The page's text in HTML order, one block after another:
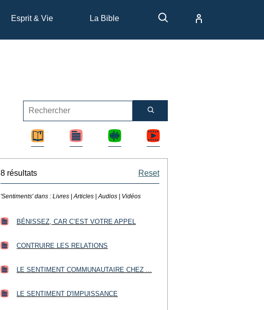
Esprit & Vie La Bible
8 résultats Reset
'Sentiments' dans :Livres | Articles | Audios | Vidéos
BÉNISSEZ, CAR C’EST VOTRE APPEL
CONTRUIRE LES RELATIONS
LE SENTIMENT COMMUNAUTAIRE CHEZ ...
LE SENTIMENT D'IMPUISSANCE